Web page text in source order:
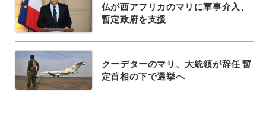
仏が西アフリカのマリに軍事介入、
暫定政府を支援
クーデターのマリ、大統領が辞任 暫
定首相の下で選挙へ